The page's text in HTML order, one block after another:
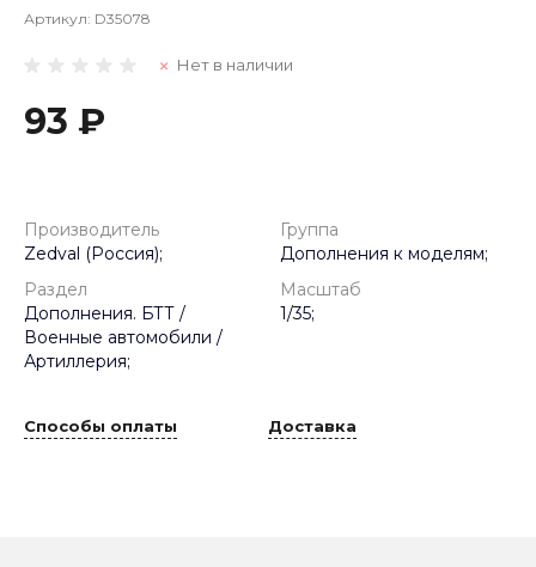
Артикул: D35078
Нет в наличии
93 ₽
Производитель
Zedval (Россия);
Группа
Дополнения к моделям;
Раздел
Дополнения. БТТ /
Военные автомобили /
Артиллерия;
Масштаб
1/35;
Способы оплаты Доставка